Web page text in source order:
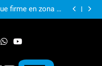
e identidad
firme en zona de
Reducido
10 de la selección
Francisco en
de cultura
firme en zona de
10 de la selección
argentina